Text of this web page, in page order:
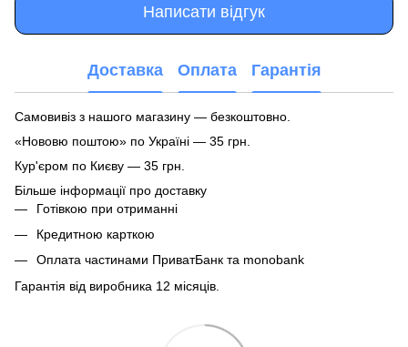
Написати відгук
Доставка Оплата Гарантія
Самовивіз з нашого магазину — безкоштовно.
«Нововю поштою» по Україні — 35 грн.
Кур'єром по Києву — 35 грн.
Більше інформації про доставку
Готівкою при отриманні
Кредитною карткою
Оплата частинами ПриватБанк та monobank
Гарантія від виробника 12 місяців.